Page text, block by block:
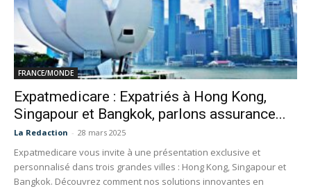
FRANCE/MONDE
Expatmedicare : Expatriés à Hong Kong,
Singapour et Bangkok, parlons assurance...
La Redaction - 28 mars 2025
Expatmedicare vous invite à une présentation exclusive et
personnalisé dans trois grandes villes : Hong Kong, Singapour et
Bangkok. Découvrez comment nos solutions innovantes en